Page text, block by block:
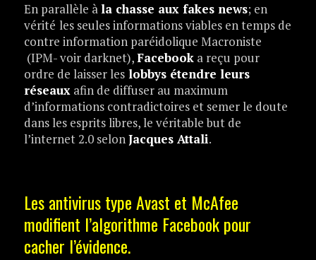
En parallèle àla chasse aux fakes news; en
vérité les seules informations viables en temps de
contre information paréidolique Macroniste
(IPM- voir darknet),Facebooka reçu pour
ordre de laisser leslobbys étendre leurs
réseauxafin de diffuser au maximum
d’informations contradictoires et semer le doute
dans les esprits libres, le véritable but de
l’internet 2.0 selonJacques Attali.
Les antivirus type Avast et McAfee
modifient l’algorithme Facebook pour
cacher l’évidence.